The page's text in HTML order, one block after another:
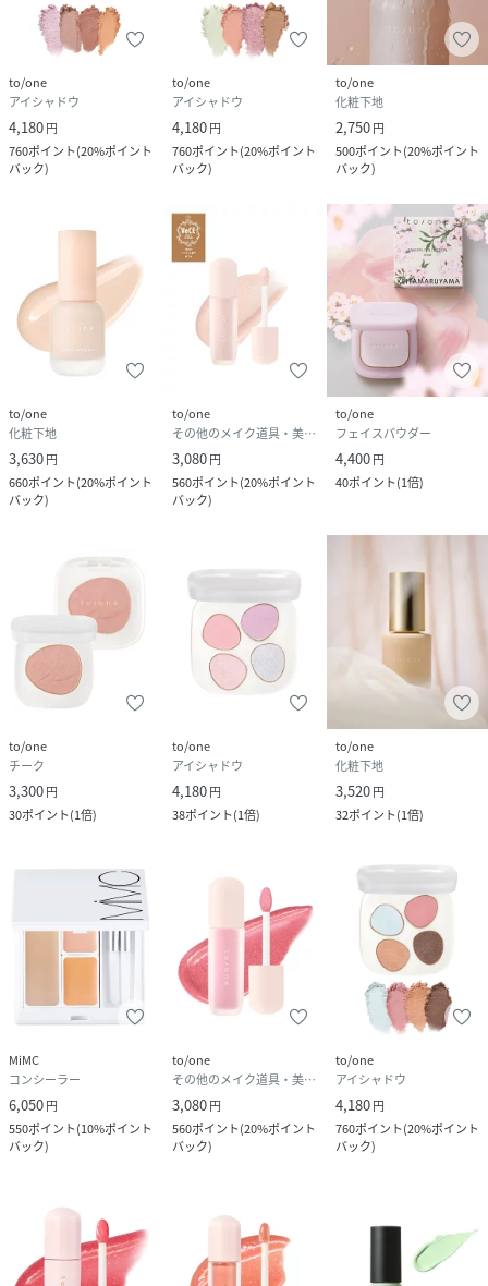
to/one
アイシャドウ
4,180円
760ポイント(20%ポイント
バック)
to/one
アイシャドウ
4,180円
760ポイント(20%ポイント
バック)
to/one
化粧下地
2,750円
500ポイント(20%ポイント
バック)
to/one
化粧下地
3,630円
660ポイント(20%ポイント
バック)
to/one
その他のメイク道具・美容器具
3,080円
560ポイント(20%ポイント
バック)
to/one
フェイスパウダー
4,400円
40ポイント(1倍)
to/one
チーク
3,300円
30ポイント(1倍)
to/one
アイシャドウ
4,180円
38ポイント(1倍)
to/one
化粧下地
3,520円
32ポイント(1倍)
MiMC
コンシーラー
6,050円
550ポイント(10%ポイント
バック)
to/one
その他のメイク道具・美容器具
3,080円
560ポイント(20%ポイント
バック)
to/one
アイシャドウ
4,180円
760ポイント(20%ポイント
バック)